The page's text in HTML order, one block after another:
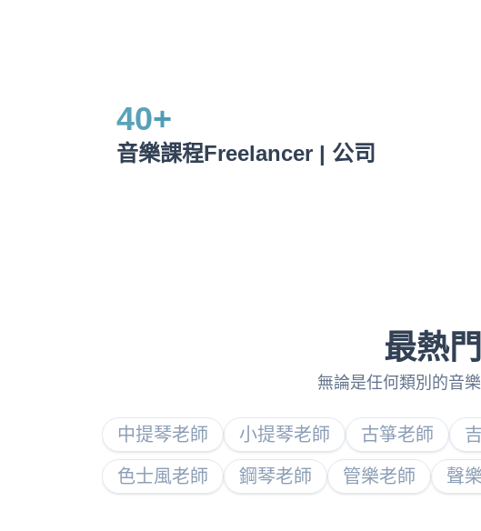
40+
音樂課程Freelancer | 公司
最熱門
無論是任何類別的音
中提琴老師 小提琴老師 古箏老師
色士風老師 鋼琴老師 管樂老師 聲